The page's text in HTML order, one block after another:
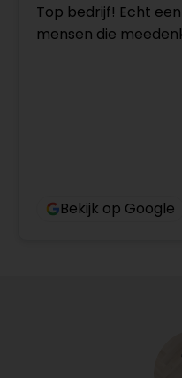
Top bedrijf! Echt
mensen die
Bekijk op Google